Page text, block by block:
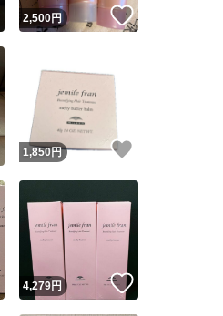
いいね！
2,500円 いいね！
いいね！
1,850円
いいね！
4,279円